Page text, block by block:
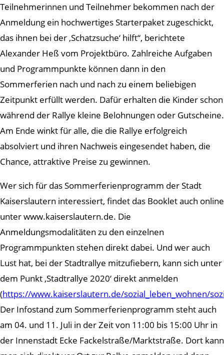
Teilnehmerinnen und Teilnehmer bekommen nach der
Anmeldung ein hochwertiges Starterpaket zugeschickt,
das ihnen bei der ‚Schatzsuche‘ hilft“, berichtete
Alexander Heß vom Projektbüro. Zahlreiche Aufgaben
und Programmpunkte können dann in den
Sommerferien nach und nach zu einem beliebigen
Zeitpunkt erfüllt werden. Dafür erhalten die Kinder schon
während der Rallye kleine Belohnungen oder Gutscheine.
Am Ende winkt für alle, die die Rallye erfolgreich
absolviert und ihren Nachweis eingesendet haben, die
Chance, attraktive Preise zu gewinnen.
Wer sich für das Sommerferienprogramm der Stadt
Kaiserslautern interessiert, findet das Booklet auch online
unter www.kaiserslautern.de. Die
Anmeldungsmodalitäten zu den einzelnen
Programmpunkten stehen direkt dabei. Und wer auch
Lust hat, bei der Stadtrallye mitzufiebern, kann sich unter
dem Punkt ‚Stadtrallye 2020‘ direkt anmelden
(https://www.kaiserslautern.de/sozial_leben_wohnen/
Der Infostand zum Sommerferienprogramm steht auch
am 04. und 11. Juli in der Zeit von 11:00 bis 15:00 Uhr in
der Innenstadt Ecke Fackelstraße/Marktstraße. Dort kann